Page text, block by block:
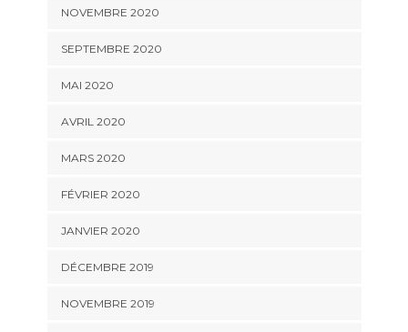
NOVEMBRE 2020
SEPTEMBRE 2020
MAI 2020
AVRIL 2020
MARS 2020
FÉVRIER 2020
JANVIER 2020
DÉCEMBRE 2019
NOVEMBRE 2019